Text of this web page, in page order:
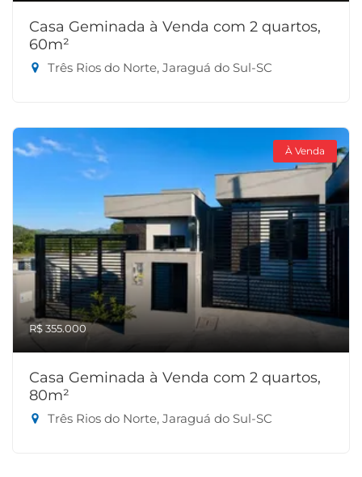
Casa Geminada à Venda com 2 quartos,
60m²
Três Rios do Norte, Jaraguá do Sul-SC
À Venda
R$ 355.000
Casa Geminada à Venda com 2 quartos,
80m²
Três Rios do Norte, Jaraguá do Sul-SC